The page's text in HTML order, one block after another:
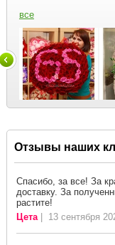
все
Отзывы наших
Спасибо, за все! За
доставку. За
растите!
Цета| 13 сентября